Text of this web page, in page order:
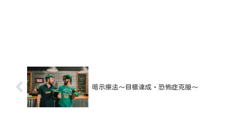
暗示療法～目標達成・恐怖症克服～